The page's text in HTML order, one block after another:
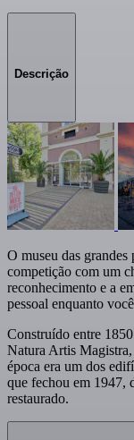
Descrição
O museu das grandes
competição com um
reconhecimento e a
pessoal enquanto
Construído entre
Natura Artis
época era um dos
que fechou em 1947,
restaurado.